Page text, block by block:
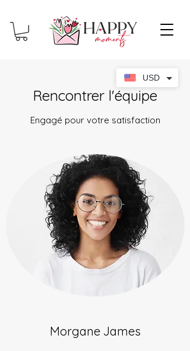
Rencontrer l'équipe
Engagé pour votre satisfaction
Morgane James
USD